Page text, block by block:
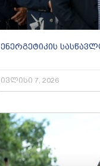
ენერგეტიკის
ივლისი 7, 2026